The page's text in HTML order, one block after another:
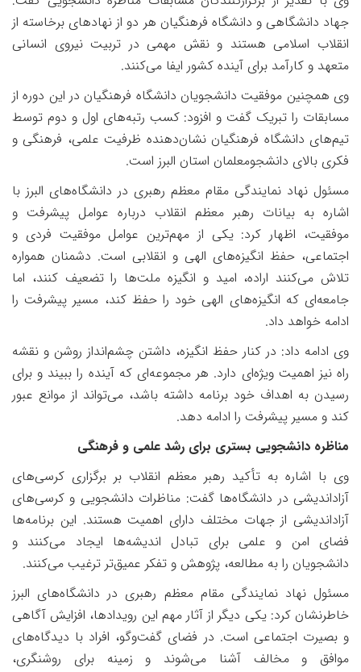
جهاد دانشگاهی و دانشگاه فرهنگیان هر دو از نهادهای برخاسته از
انقلاب اسلامی هستند و نقش مهمی در تربیت نیروی انسانی
متعهد و کارآمد برای آینده کشور ایفا می‌کنند.
وی همچنین موفقیت دانشجویان دانشگاه فرهنگیان در این دوره از
مسابقات را تبریک گفت و افزود: کسب رتبه‌های اول و دوم توسط
تیم‌های دانشگاه فرهنگیان نشان‌دهنده ظرفیت علمی، فرهنگی و
فکری بالای دانشجومعلمان استان البرز است.
مسئول نهاد نمایندگی مقام معظم رهبری در دانشگاه‌های البرز با
اشاره به بیانات رهبر معظم انقلاب درباره عوامل پیشرفت و
موفقیت، اظهار کرد: یکی از مهم‌ترین عوامل موفقیت فردی و
اجتماعی، حفظ انگیزه‌های الهی و انقلابی است. دشمنان همواره
تلاش می‌کنند اراده، امید و انگیزه ملت‌ها را تضعیف کنند، اما
جامعه‌ای که انگیزه‌های الهی خود را حفظ کند، مسیر پیشرفت را
ادامه خواهد داد.
وی ادامه داد: در کنار حفظ انگیزه، داشتن چشم‌انداز روشن و نقشه
راه نیز اهمیت ویژه‌ای دارد. هر مجموعه‌ای که آینده را ببیند و برای
رسیدن به اهداف خود برنامه داشته باشد، می‌تواند از موانع عبور
کند و مسیر پیشرفت را ادامه دهد.
مناظره دانشجویی بستری برای رشد علمی و فرهنگی
وی با اشاره به تأکید رهبر معظم انقلاب بر برگزاری کرسی‌های
آزاداندیشی در دانشگاه‌ها گفت: مناظرات دانشجویی و کرسی‌های
آزاداندیشی از جهات مختلف دارای اهمیت هستند. این برنامه‌ها
فضای امن و علمی برای تبادل اندیشه‌ها ایجاد می‌کنند و
دانشجویان را به مطالعه، پژوهش و تفکر عمیق‌تر ترغیب می‌کنند.
مسئول نهاد نمایندگی مقام معظم رهبری در دانشگاه‌های البرز
خاطرنشان کرد: یکی دیگر از آثار مهم این رویدادها، افزایش آگاهی
و بصیرت اجتماعی است. در فضای گفت‌وگو، افراد با دیدگاه‌های
موافق و مخالف آشنا می‌شوند و زمینه برای روشنگری،